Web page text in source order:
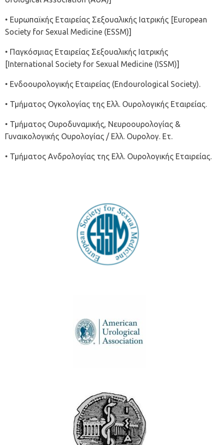
• Ευρωπαϊκής Εταιρείας Σεξουαλικής Ιατρικής [European
Society for Sexual Medicine (ESSM)]
• Παγκόσμιας Εταιρείας Σεξουαλικής Ιατρικής
[International Society for Sexual Medicine (ISSM)]
• Ενδοουρολογικής Εταιρείας (Endourological Society).
• Τμήματος Ογκολογίας της Ελλ. Ουρολογικής Εταιρείας.
• Τμήματος Ουροδυναμικής, Νευροουρολογίας &
Γυναικολογικής Ουρολογίας / Ελλ. Ουρολογ. Ετ.
• Τμήματος Ανδρολογίας της Ελλ. Ουρολογικής Εταιρείας.